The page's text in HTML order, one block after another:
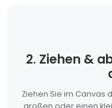
2. Ziehen &
Ziehen Sie im Canvas
großen oder einen